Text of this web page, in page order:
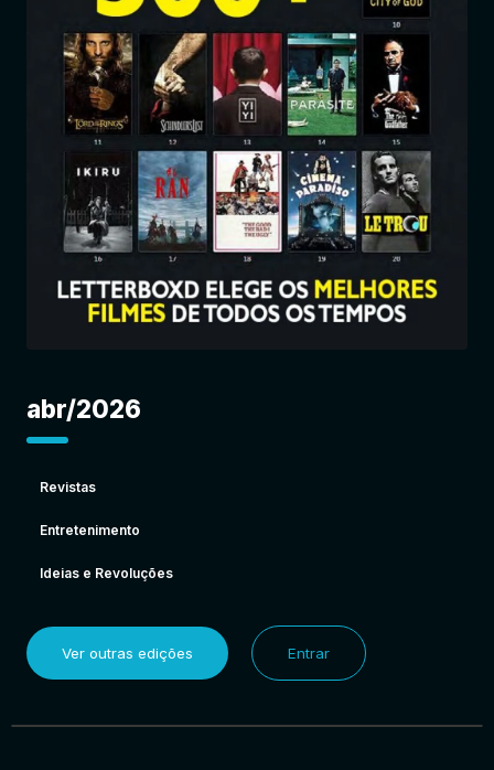
Notícias
Entrar
abr/2026
Revistas
Entretenimento
Ideias e Revoluções
Ver outras edições Entrar